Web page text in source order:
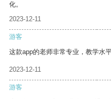
化。
2023-12-11
游客
这款app的老师非常专业，教学水
2023-12-11
游客